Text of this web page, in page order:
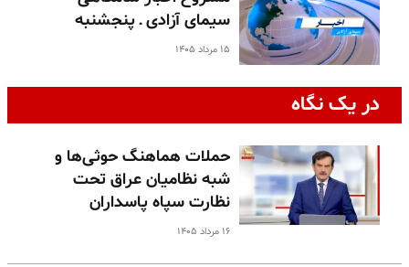
سیمای آزادی ـ پنجشنبه
۱۵ مرداد ۱۴۰۵
در یک نگاه
حملات هماهنگ حوثی‌ها و
شبه نظامیان عراق تحت
نظارت سپاه پاسداران
۱۶ مرداد ۱۴۰۵